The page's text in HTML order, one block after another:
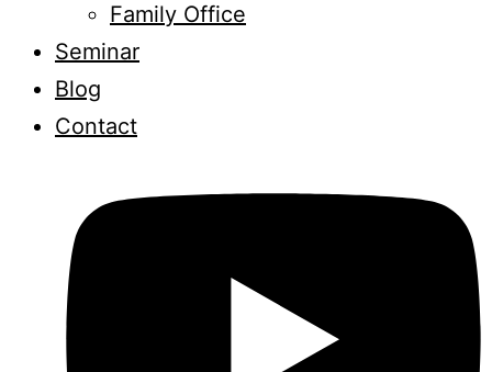
Family Office
Seminar
Blog
Contact